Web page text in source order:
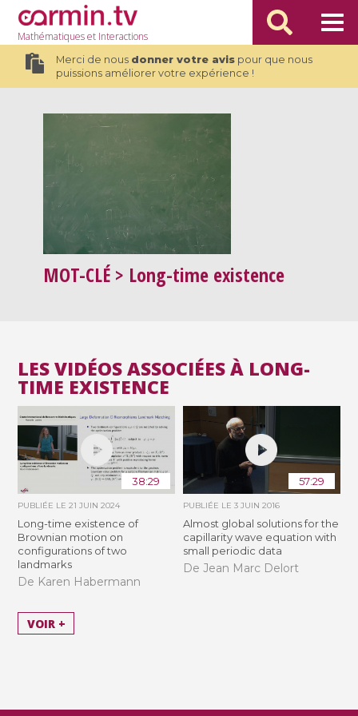
Mathématiqueset Interactions
Merci de nous donner votre avispour que nous
puissions améliorer votre expérience !
MOT-CLÉ > Long-time existence
LES VIDÉOS ASSOCIÉES À LONG-
TIME EXISTENCE
38:29
PUBLIÉE LE21 JUIN 2024
Long-time existence of
Brownian motion on
configurations of two
landmarks
De Karen Habermann
57:29
PUBLIÉE LE 3 JUIN 2016
Almost global solutions for the
capillarity wave equation with
small periodic data
De Jean Marc Delort
VOIR +